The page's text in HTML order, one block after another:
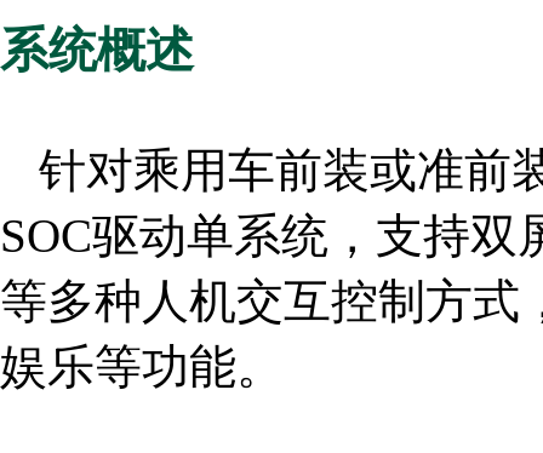
系统概述
针对乘用车前装或准前
SOC驱动单系统，支持
等多种人机交互控制方式
娱乐等功能。